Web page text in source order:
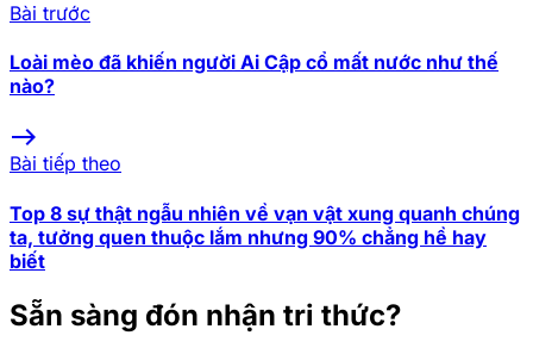
Bài trước
Loài mèo đã khiến người Ai Cập cổ mất nước như thế
nào?
east
Bài tiếp theo
Top 8 sự thật ngẫu nhiên về vạn vật xung quanh chúng
ta, tưởng quen thuộc lắm nhưng 90% chẳng hề hay
biết
Sẵn sàng đón nhận tri thức?